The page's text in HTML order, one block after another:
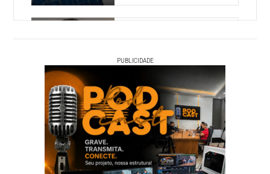
Partido Socialista
Brasileiro (PSB)
PUBLICIDADE